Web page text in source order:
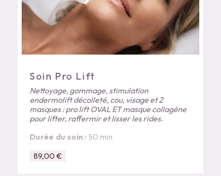
Soin Pro Lift
Nettoyage, gommage, stimulation
endermolift décolleté, cou, visage et 2
masques : pro lift OVAL ET masque collagène
pour lifter, raffermir et lisser les rides.
Durée du soin : 50 min
89,00 €